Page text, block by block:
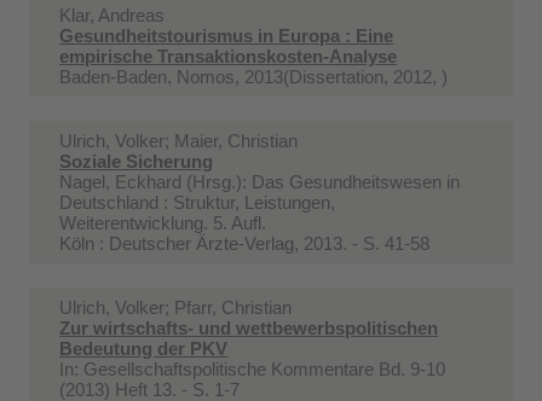
Klar, Andreas
Gesundheitstourismus in Europa : Eine
empirische Transaktionskosten-Analyse
Baden-Baden, Nomos, 2013(Dissertation, 2012, )
Ulrich, Volker; Maier, Christian
Soziale Sicherung
Nagel, Eckhard (Hrsg.): Das Gesundheitswesen in
Deutschland : Struktur, Leistungen,
Weiterentwicklung. 5. Aufl.
Köln : Deutscher Ärzte-Verlag, 2013. - S. 41-58
Ulrich, Volker; Pfarr, Christian
Zur wirtschafts- und wettbewerbspolitischen
Bedeutung der PKV
In: Gesellschaftspolitische Kommentare Bd. 9-10
(2013) Heft 13. - S. 1-7